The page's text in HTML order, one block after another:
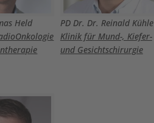
Held
PD Dr. Dr. Reinald Kühle
Klinik für Mund-, Kiefer-
und Gesichtschirurgie